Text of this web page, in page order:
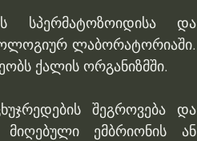
სპერმატოზოიდისა და
ლაბორატორიაში.
ქალის ორგანიზმში.
შეგროვება და
მიღებული ემბრიონის ან